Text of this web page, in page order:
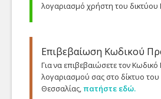
Λίστες
Spam
Μαζική αποστολή
Λογαριασμός Χρήστη
Δείτε τις προτεινόμενες
από εμάς ερωτήσεις της
γνωσιακής βάσης
ταξινομημένες ανά
Αίτηση Τηλεδιάσκεψης
Αίτηση διεξαγωγής
Τηλεδιάσκεψης μέσω
των υποδομών της
αξιοποίηση
Τεχνολογιών...
Επικοινωνία
Όλες οι διευθύνσεις και
λογαριασμό χρήστη του
Επιβεβαίωση Κωδικού
Για να επιβεβαιώσετε τον
λογαριασμού σας στο δίκτυο
Θεσσαλίας,πατήστε εδώ.